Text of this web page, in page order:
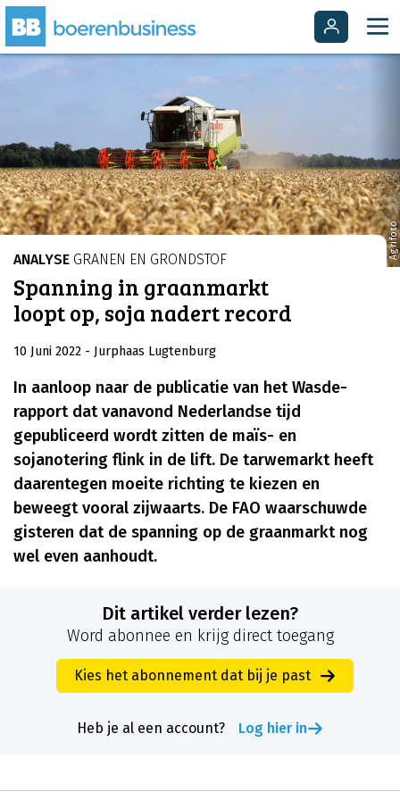
Agrifoto
ANALYSE GRANEN EN GRONDSTOF
Spanning in graanmarkt
loopt op, soja nadert record
10 Juni 2022 - Jurphaas Lugtenburg
In aanloop naar de publicatie van het Wasde-
rapport dat vanavond Nederlandse tijd
gepubliceerd wordt zitten de maïs- en
sojanotering flink in de lift. De tarwemarkt heeft
daarentegen moeite richting te kiezen en
beweegt vooral zijwaarts. De FAO waarschuwde
gisteren dat de spanning op de graanmarkt nog
wel even aanhoudt.
Dit artikel verder lezen?
Word abonnee en krijg direct toegang
Kies het abonnement dat bij je past
Heb je al een account? Log hier in